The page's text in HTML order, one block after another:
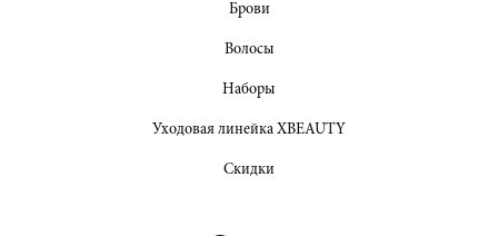
Брови
Волосы
Наборы
Уходовая линейка XBEAUTY
Скидки